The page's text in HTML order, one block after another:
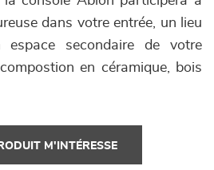
dans votre entrée, un lieu
secondaire de votre
en céramique, bois
M'INTÉRESSE